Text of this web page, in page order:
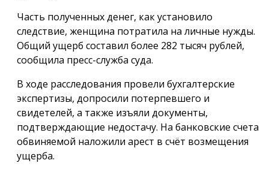
Часть полученных денег, как установило
следствие, женщина потратила на личные нужды.
Общий ущерб составил более 282 тысяч рублей,
сообщила пресс-служба суда.
В ходе расследования провели бухгалтерские
экспертизы, допросили потерпевшего и
свидетелей, а также изъяли документы,
подтверждающие недостачу. На банковские счета
обвиняемой наложили арест в счёт возмещения
ущерба.